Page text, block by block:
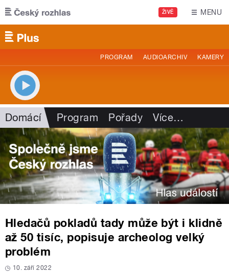
Přejít k hlavnímu obsahu
ŽIVĚ MENU
PROGRAM AUDIOARCHIV KAMERY
Domácí Program Pořady Více…
Hledačů pokladů tady může být i klidně
až 50 tisíc, popisuje archeolog velký
problém
10. září 2022